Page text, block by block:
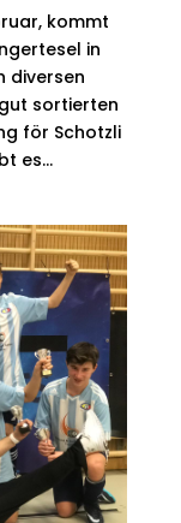
kommt
in
diversen
sortierten
för Schotzli
es...